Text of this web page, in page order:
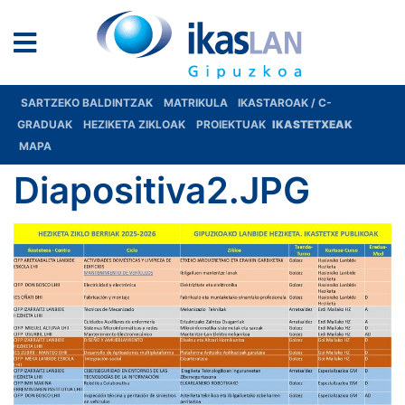
SARTZEKO BALDINTZAK MATRIKULA
IKASTAROAK / C-
GRADUAK
HEZIKETA ZIKLOAK PROIEKTUAK IKASTETXEAK
MAPA
Diapositiva2.JPG